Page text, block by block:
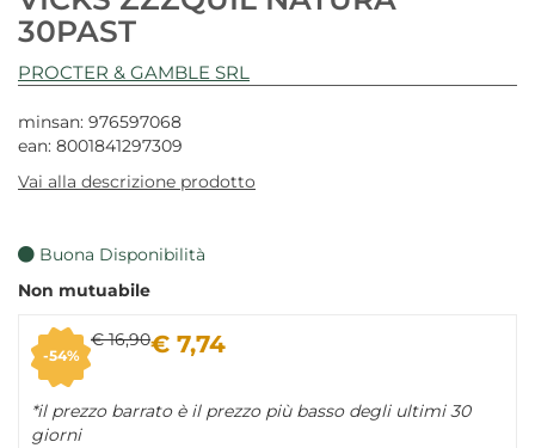
30PAST
PROCTER & GAMBLE SRL
minsan: 976597068
ean: 8001841297309
Vai alla descrizione prodotto
Buona Disponibilità
Non mutuabile
Sconto
del54%
€ 16,90Prezzo
scontato
€ 7,74
*il prezzo barrato è il prezzo più basso degli ultimi 30
giorni